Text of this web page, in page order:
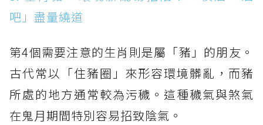
吧」盡量繞道
第4個需要注意的生肖則是屬「豬」的朋友。
古代常以「住豬圈」來形容環境髒亂，而豬
所處的地方通常較為污穢。這種穢氣與煞氣
在鬼月期間特別容易招致陰氣。